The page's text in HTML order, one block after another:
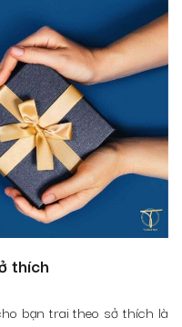
thích
bạn trai theo sở thích là